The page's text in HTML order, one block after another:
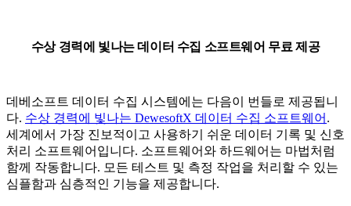
수상 경력에 빛나는 데이터 수집 소프트웨어 무료 제공
데베소프트 데이터 수집 시스템에는 다음이 번들로 제공됩니
다. 수상 경력에 빛나는 DewesoftX 데이터 수집 소프트웨어 .
세계에서 가장 진보적이고 사용하기 쉬운 데이터 기록 및 신호
처리 소프트웨어입니다. 소프트웨어와 하드웨어는 마법처럼
함께 작동합니다. 모든 테스트 및 측정 작업을 처리할 수 있는
심플함과 심층적인 기능을 제공합니다.